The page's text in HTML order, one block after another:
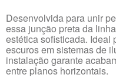
Desenvolvida para unir
essa junção preta da
estética sofisticada. Ideal
escuros em sistemas de
instalação garante
entre planos horizontais.